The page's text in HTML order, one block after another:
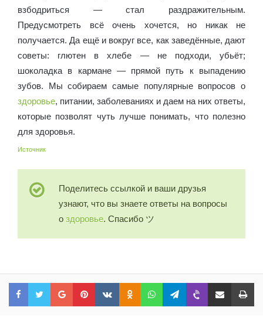
взбодриться — стал раздражительным.
Предусмотреть всё очень хочется, но никак не
получается. Да ещё и вокруг все, как заведённые, дают
советы: глютен в хлебе — не подходи, убьёт;
шоколадка в кармане — прямой путь к выпадению
зубов. Мы собираем самые популярные вопросов о
здоровье, питании, заболеваниях и даем на них ответы,
которые позволят чуть лучше понимать, что полезно
для здоровья.
Источник
Поделитесь ссылкой и ваши друзья
узнают, что вы знаете ответы на вопросы
о здоровье. Спасибо ツ
Facebook Twitter Google+ Pinterest VKontakte Odnoklassniki WhatsApp Telegram Viber Share via Email